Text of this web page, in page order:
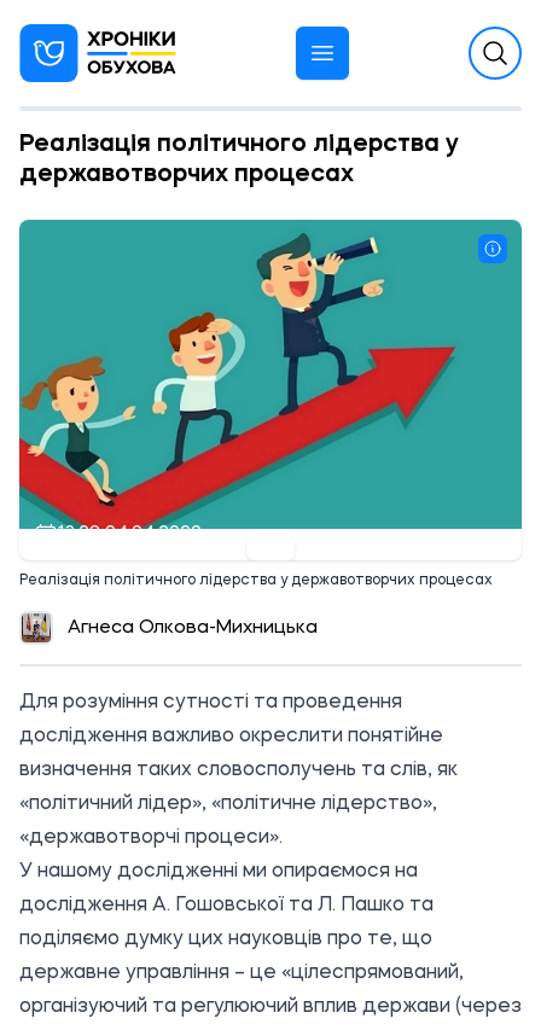
Реалізація політичного лідерства у
державотворчих процесах
13:28 04.04.2020
Реалізація політичного лідерства у державотворчих процесах
Агнеса Олкова-Михницька
Для розуміння сутності та проведення
дослідження важливо окреслити понятійне
визначення таких словосполучень та слів, як
«політичний лідер», «політичне лідерство»,
«державотворчі процеси».
У нашому дослідженні ми опираємося на
дослідження А. Гошовської та Л. Пашко та
поділяємо думку цих науковців про те, що
державне управління – це «цілеспрямований,
організуючий та регулюючий вплив держави (через